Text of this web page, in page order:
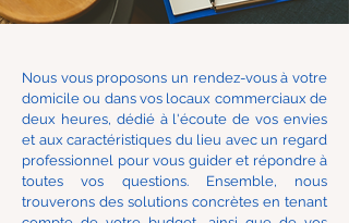
Nous vous proposons un rendez-vous à votre
domicile ou dans vos locaux commerciaux de
deux heures, dédié à l'écoute de vos envies
et aux caractéristiques du lieu avec un regard
professionnel pour vous guider et répondre à
toutes vos questions. Ensemble, nous
trouverons des solutions concrètes en tenant